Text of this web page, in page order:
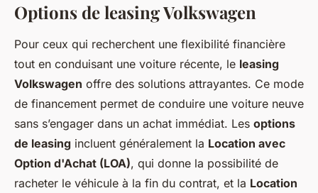
Options de leasing Volkswagen
Pour ceux qui recherchent une flexibilité financière
tout en conduisant une voiture récente, le leasing
Volkswagen offre des solutions attrayantes. Ce mode
de financement permet de conduire une voiture neuve
sans s’engager dans un achat immédiat. Les options
de leasing incluent généralement la Location avec
Option d'Achat (LOA), qui donne la possibilité de
racheter le véhicule à la fin du contrat, et la Location